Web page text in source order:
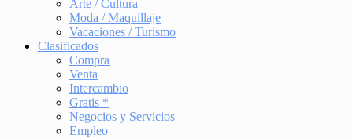
Arte / Cultura
Moda / Maquillaje
Vacaciones / Turismo
Clasificados
Compra
Venta
Intercambio
Gratis *
Negocios y Servicios
Empleo